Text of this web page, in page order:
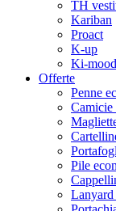
TH
Kariban
Proact
K-up
Ki-mood
Offerte
Penne
Camicie
Pile
Lanyard